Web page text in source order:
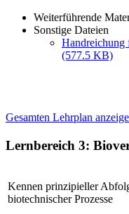
Weiterführende
Sonstige Dateien
Handreichung
(577.5 KB)
Gesamten Lehrplan
Lernbereich 3:
Kennen prinzipieller
biotechnischer Prozesse